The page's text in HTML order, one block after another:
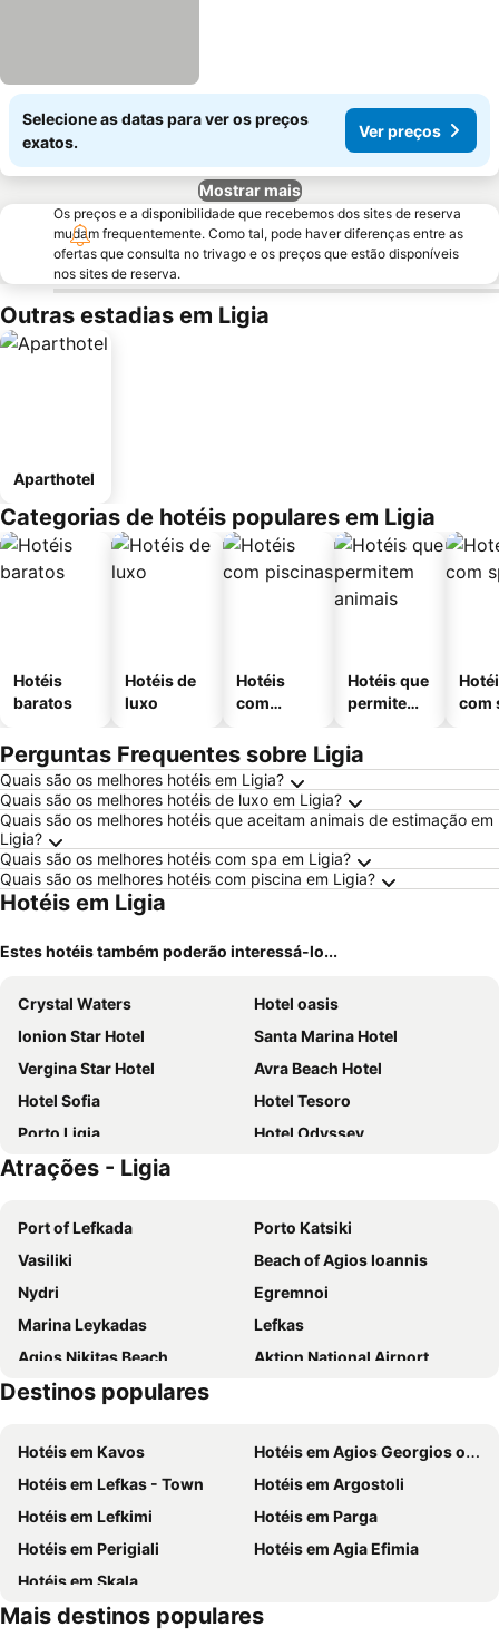
Selecione as datas para ver os preços
exatos.
Ver preços
Mostrar mais
Os preços e a disponibilidade que recebemos dos sites de reserva
mudam frequentemente. Como tal, pode haver diferenças entre as
ofertas que consulta no trivago e os preços que estão disponíveis
nos sites de reserva.
Outras estadias em Ligia
Aparthotel
Categorias de hotéis populares em Ligia
Hotéis
baratos
Hotéis de
luxo
Hotéis
com
Hotéis que
permitem
com
Perguntas Frequentes sobre Ligia
Quais são os melhores hotéis em Ligia?
Quais são os melhores hotéis de luxo em Ligia?
Quais são os melhores hotéis que aceitam animais de estimação em
Ligia?
Quais são os melhores hotéis com spa em Ligia?
Quais são os melhores hotéis com piscina em Ligia?
Hotéis em Ligia
Estes hotéis também poderão interessá-lo...
Crystal Waters
Hotel oasis
Ionion Star Hotel
Santa Marina Hotel
Vergina Star Hotel
Avra Beach Hotel
Hotel Sofia
Hotel Tesoro
Porto Ligia
Hotel Odyssey
Achillion Suites
Dioni Boutique Hotel
Thomais Boutique Hotel
Preveza City Comfort Hotel
Aliki Hotel
Lefkada Princess
Nefeli Hotel
Averto
Sunrise Hotel Nikiana Lefkada
The Aigli
Hotel Boschetto
Hotel Scorpios
Ionis Hotel
Elektra Hotel
The Captain's House Boutique Hotel
Thalero Holidays Center
Artemis Pension
Ionian Blue Bungalows & Spa Resort
Hotel Patrai
The Secret Boutique Hotel
Kastro Maistro
Mira Resort Maisonettes
Gianna Studios
Atrações - Ligia
Port of Lefkada
Porto Katsiki
Vasiliki
Beach of Agios Ioannis
Nydri
Egremnoi
Marina Leykadas
Lefkas
Agios Nikitas Beach
Aktion National Airport
Alikes
Aghia Mavra
Mpouka
Agios Dimitrios Monastery
Skinos
Agiofili
Exogi
Ancient Nikopolis
Fiskardo Port
Destinos populares
Hotéis em Kavos
Hotéis em Agios Georgios of Argyrades
Hotéis em Lefkas - Town
Hotéis em Argostoli
Hotéis em Lefkimi
Hotéis em Parga
Hotéis em Perigiali
Hotéis em Agia Efimia
Hotéis em Skala
Mais destinos populares